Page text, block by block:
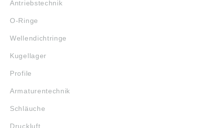
Antriebstechnik
O-Ringe
Wellendichtringe
Kugellager
Profile
Armaturentechnik
Schläuche
Druckluft